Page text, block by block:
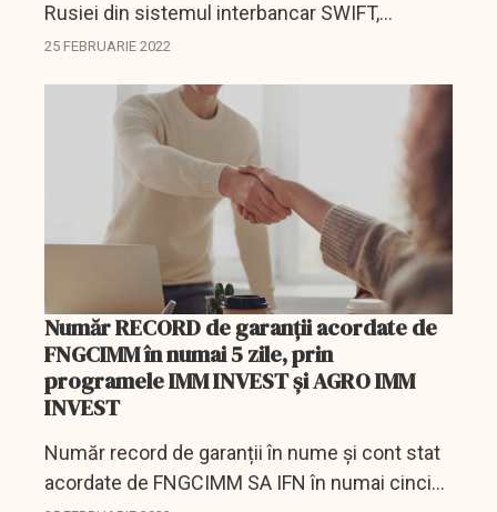
Rusiei din sistemul interbancar SWIFT,
Germania se opune şi explică de ce face asta.
25 FEBRUARIE 2022
Număr RECORD de garanții acordate de
FNGCIMM în numai 5 zile, prin
programele IMM INVEST și AGRO IMM
INVEST
Număr record de garanții în nume și cont stat
acordate de FNGCIMM SA IFN în numai cinci